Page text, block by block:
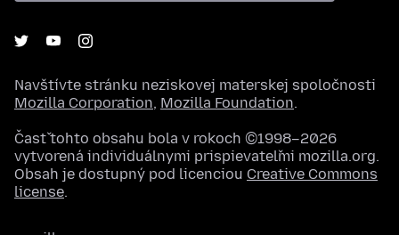
Navštívte stránku neziskovej materskej spoločnosti
Mozilla Corporation, Mozilla Foundation.
Časť tohto obsahu bola v rokoch ©1998–2026
vytvorená individuálnymi prispievateľmi mozilla.org.
Obsah je dostupný pod licenciou Creative Commons
license.